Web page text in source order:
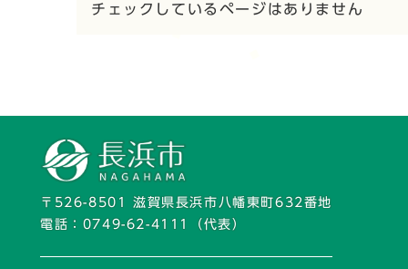
チェックしているページはありません
〒526-8501 滋賀県長浜市八幡東町632番地
電話： 0749-62-4111 （代表）